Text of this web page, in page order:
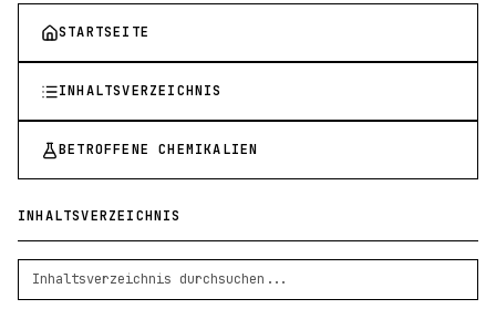
STARTSEITE
INHALTSVERZEICHNIS
BETROFFENE CHEMIKALIEN
INHALTSVERZEICHNIS